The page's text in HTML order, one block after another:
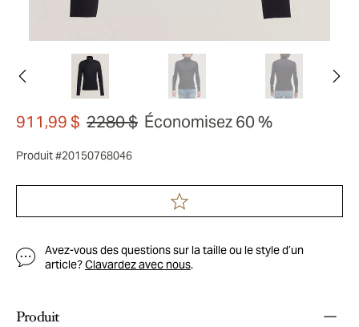
911,99 $ 2280 $ Économisez 60 %
Produit #20150768046
Avez-vous des questions sur la taille ou le style d’un
article?Clavardez avec nous.
Produit